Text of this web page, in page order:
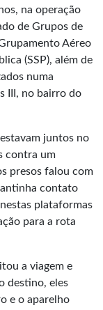
na operação
de Grupos de
Aéreo
(SSP), além de
numa
III, no bairro do
juntos no
contra um
presos falou com
contato
plataformas
para a rota
a viagem e
destino, eles
e o aparelho